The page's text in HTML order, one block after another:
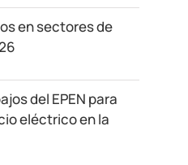
en sectores de
del EPEN para
eléctrico en la